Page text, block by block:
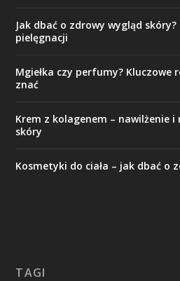
Jak dbać o zdrowy wygląd
pielęgnacji
Mgiełka czy perfumy? Kluczowe
znać
Krem z kolagenem – nawilżenie i
skóry
Kosmetyki do ciała – jak dbać o
TAGI